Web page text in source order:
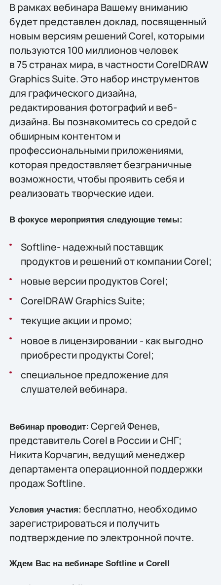
В рамках вебинара Вашему вниманию
будет представлен доклад, посвященный
новым версиям решений Corel, которыми
пользуются 100 миллионов человек
в 75 странах мира, в частности CorelDRAW
Graphics Suite. Это набор инструментов
для графического дизайна,
редактирования фотографий и веб-
дизайна. Вы познакомитесь со средой с
обширным контентом и
профессиональными приложениями,
которая предоставляет безграничные
возможности, чтобы проявить себя и
реализовать творческие идеи.
В фокусе мероприятия следующие темы:
Softline- надежный поставщик
продуктов и решений от компании Corel;
новые версии продуктов Corel;
CorelDRAW Graphics Suite;
текущие акции и промо;
новое в лицензировании - как выгодно
приобрести продукты Corel;
специальное предложение для
слушателей вебинара.
Вебинар проводит: Сергей Фенев,
представитель Corel в России и СНГ;
Никита Корчагин, ведущий менеджер
департамента операционной поддержки
продаж Softline.
Условия участия: бесплатно, необходимо
зарегистрироваться и получить
подтверждение по электронной почте.
Ждем Вас на вебинаре Softline и Corel!